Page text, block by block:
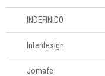
INDEFINIDO
Interdesign
Jomafe